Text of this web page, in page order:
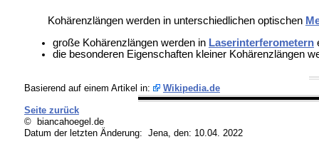
Kohärenzlängen werden in unterschiedlichen optischen
große Kohärenzlängen werden in Laserinterferometern
die besonderen Eigenschaften kleiner Kohärenzlängen
Basierend auf einem Artikel in: Wikipedia.de
Seite zurück
© biancahoegel.de
Datum der letzten Änderung: Jena, den: 10.04. 2022